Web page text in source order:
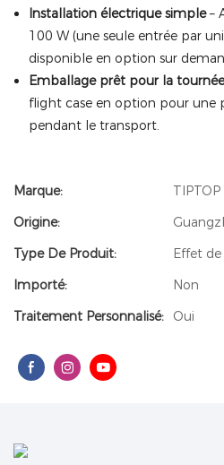
Installation électrique simple–
100 W (une seule entrée par
disponible en option sur
Emballage prêt pour la tournée
flight case en option pour une
pendant le transport.
Marque:
TIPTOP
Origine:
Type De Produit:
Effet de
Importé:
Non
Traitement Personnalisé:
Oui